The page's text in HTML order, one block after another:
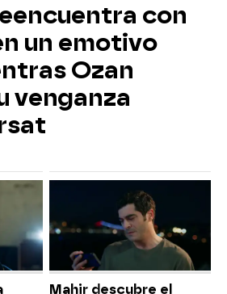
con
un emotivo
Ozan
venganza
Mahir descubre el